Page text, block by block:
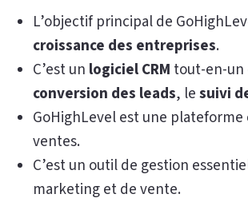
L’objectif principal de
croissance des entreprises.
C’est un logiciel CRM tout-en-un
conversion des leads, lesuivi
GoHighLevel est une
ventes.
C’est un outil de gestion
marketing et de vente.